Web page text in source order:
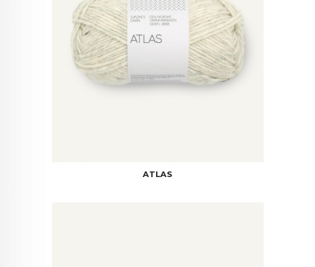
ATLAS